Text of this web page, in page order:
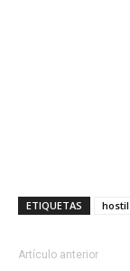
ETIQUETAS hostil
Artículo anterior